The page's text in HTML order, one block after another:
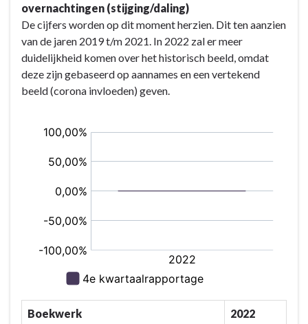
overnachtingen (stijging/daling)
De cijfers worden op dit moment herzien. Dit ten aanzien
van de jaren 2019 t/m 2021. In 2022 zal er meer
duidelijkheid komen over het historisch beeld, omdat
deze zijn gebaseerd op aannames en een vertekend
beeld (corona invloeden) geven.
Boekwerk 2022